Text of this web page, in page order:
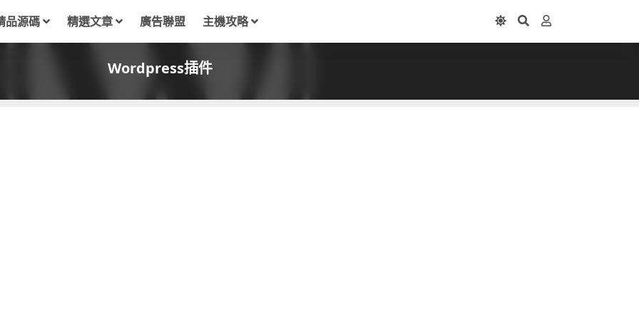
品源碼 精選文章 廣告聯盟 主機攻略
Wordpress插件